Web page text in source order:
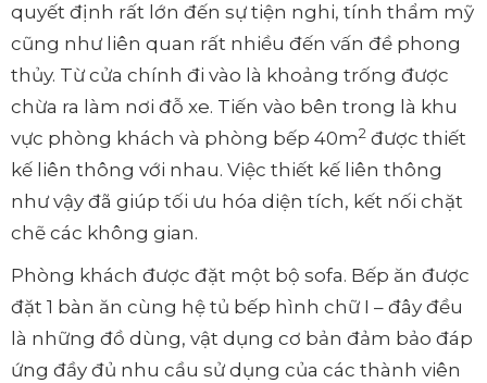
quyết định rất lớn đến sự tiện nghi, tính thẩm mỹ
cũng như liên quan rất nhiều đến vấn đề phong
thủy. Từ cửa chính đi vào là khoảng trống được
chừa ra làm nơi đỗ xe. Tiến vào bên trong là khu
vực phòng khách và phòng bếp 40m2 được thiết
kế liên thông với nhau. Việc thiết kế liên thông
như vậy đã giúp tối ưu hóa diện tích, kết nối chặt
chẽ các không gian.
Phòng khách được đặt một bộ sofa. Bếp ăn được
đặt 1 bàn ăn cùng hệ tủ bếp hình chữ I – đây đều
là những đồ dùng, vật dụng cơ bản đảm bảo đáp
ứng đầy đủ nhu cầu sử dụng của các thành viên